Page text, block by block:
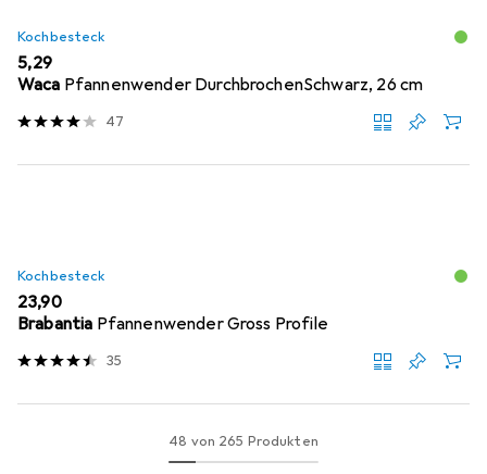
Kochbesteck
EUR
5,29
Waca Pfannenwender DurchbrochenSchwarz, 26 cm
47
Kochbesteck
EUR
23,90
Brabantia Pfannenwender Gross Profile
35
48 von 265 Produkten